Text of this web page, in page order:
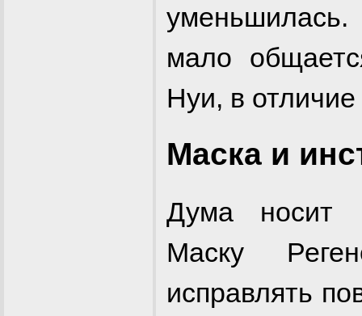
мало
Нуи, в
Маска и
Дума носит
Маску
исправлять